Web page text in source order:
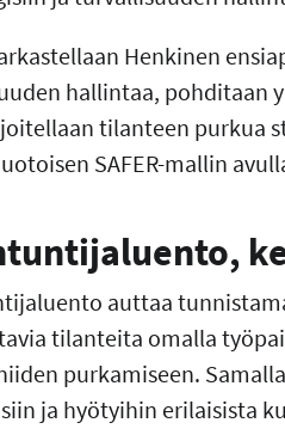
Henkinen
hallintaa, pohditaan
tilanteen purkua
SAFER-mallin
auttaa
tilanteita omalla
purkamiseen.
ja hyötyihin erilaisista